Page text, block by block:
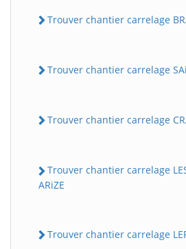
Trouver chantier carrelage
Trouver chantier carrelage
Trouver chantier carrelage
Trouver chantier carrelage
ARiZE
Trouver chantier carrelage